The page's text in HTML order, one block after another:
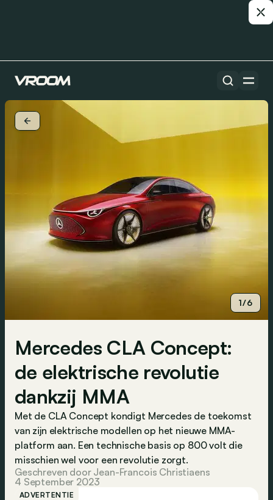
1/6
Mercedes CLA Concept:
de elektrische revolutie
dankzij MMA
Met de CLA Concept kondigt Mercedes de toekomst
van zijn elektrische modellen op het nieuwe MMA-
platform aan. Een technische basis op 800 volt die
misschien wel voor een revolutie zorgt.
Geschreven door Jean-Francois Christiaens
4 September 2023
ADVERTENTIE